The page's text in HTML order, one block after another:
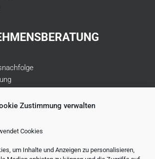
Zustimmung verwalten
Cookies
um Inhalte und Anzeigen zu personalisieren,